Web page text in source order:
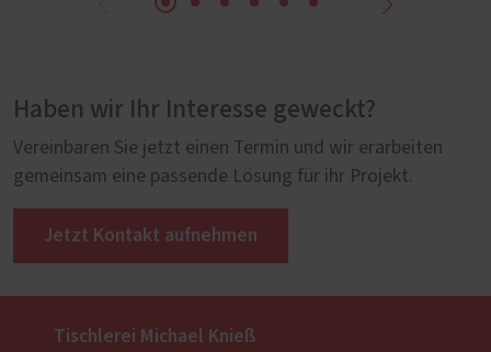
Haben wir Ihr Interesse geweckt?
Vereinbaren Sie jetzt einen Termin und wir erarbeiten
gemeinsam eine passende Lösung für ihr Projekt.
Jetzt Kontakt aufnehmen
Tischlerei Michael Knieß